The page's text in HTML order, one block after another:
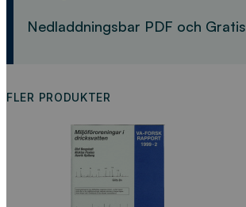
Nedladdningsbar PDF och Gratis
FLER PRODUKTER